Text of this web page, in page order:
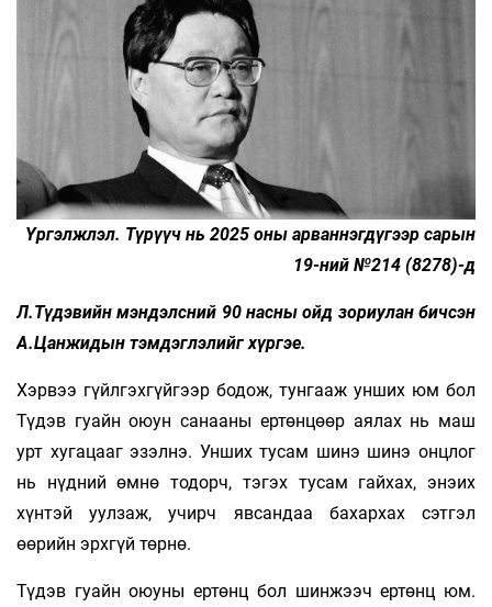
Үргэлжлэл. Түрүүч нь 2025 оны арваннэгдүгээр сарын
19-ний №214 (8278)-д
Л.Түдэвийн мэндэлсний 90 насны ойд зориулан бичсэн
А.Цанжидын тэмдэглэлийг хүргэе.
Хэрвээ гүйлгэхгүйгээр бодож, тунгааж унших юм бол
Түдэв гуайн оюун санааны ертөнцөөр аялах нь маш
урт хугацааг эзэлнэ. Унших тусам шинэ шинэ онцлог
нь нүдний өмнө тодорч, тэгэх тусам гайхах, энэих
хүнтэй уулзаж, учирч явсандаа бахархах сэтгэл
өөрийн эрхгүй төрнө.
Түдэв гуайн оюуны ертөнц бол шинжээч ертөнц юм.